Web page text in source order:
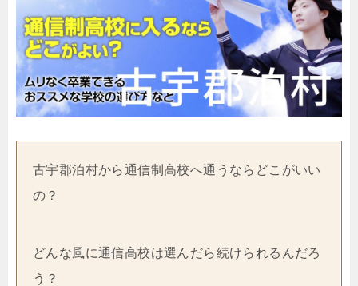
古宇郡泊村から通信制高校へ通うならどこがいい
の？
どんな風に通信高校は選んだら続けられるんだろ
う？